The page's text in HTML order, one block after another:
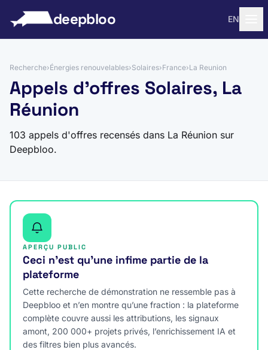
deepbloo EN
Recherche›Énergies renouvelables›Solaires›France›La Reunion
Appels d'offres Solaires, La
Réunion
103 appels d'offres recensés dans La Réunion sur
Deepbloo.
APERÇU PUBLIC
Ceci n’est qu’une infime partie de la
plateforme
Cette recherche de démonstration ne ressemble pas à
Deepbloo et n’en montre qu’une fraction : la plateforme
complète couvre aussi les attributions, les signaux
amont, 200 000+ projets privés, l’enrichissement IA et
des filtres bien plus avancés.